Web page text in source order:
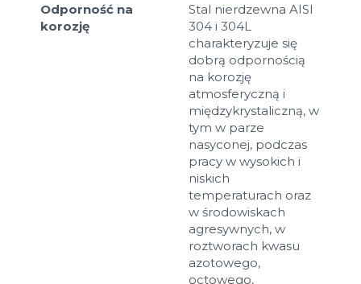
Odporność na
korozję
Stal nierdzewna AISI
304 i 304L
charakteryzuje się
dobrą odpornością
na korozję
atmosferyczną i
międzykrystaliczną, w
tym w parze
nasyconej, podczas
pracy w wysokich i
niskich
temperaturach oraz
w środowiskach
agresywnych, w
roztworach kwasu
azotowego,
octowego,